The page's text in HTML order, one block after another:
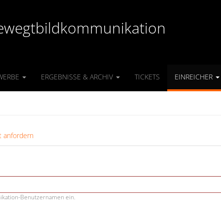
ERGEBNISSE & ARCHIV TICKETS EINREICHER
anfordern
Benutzernamen ein.